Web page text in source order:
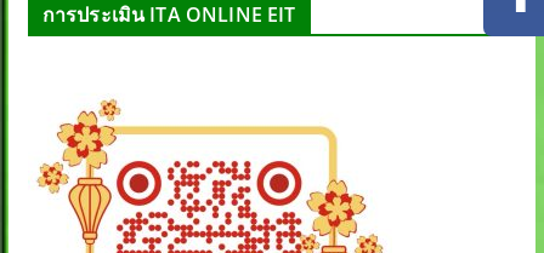
การประเมิน ITA ONLINE EIT